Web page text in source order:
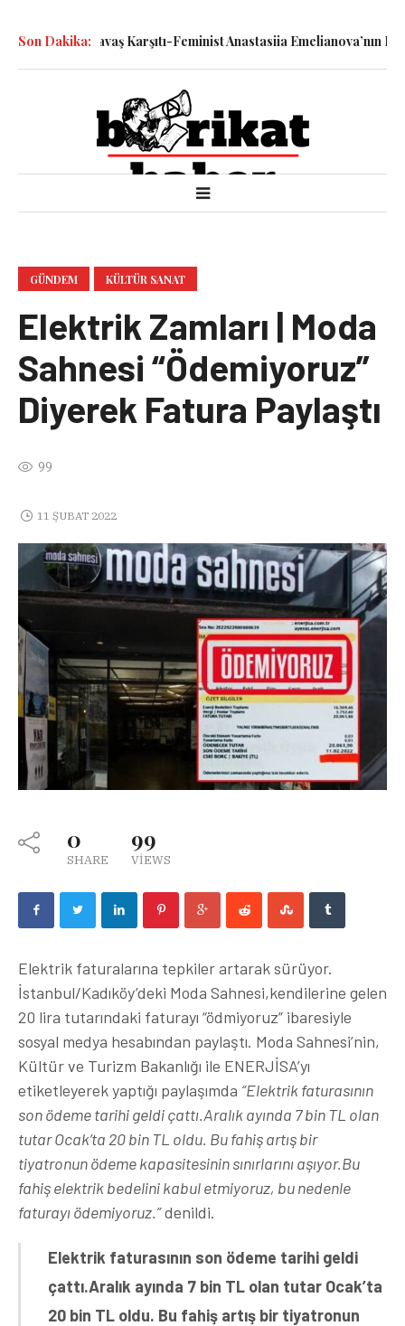
Son Dakika:Savaş Karşıtı-Feminist Anastasiia Emelianova’nın
GÜNDEM KÜLTÜR SANAT
Elektrik Zamları | Moda
Sahnesi “Ödemiyoruz”
Diyerek Fatura Paylaştı
99
11 ŞUBAT 2022
0
SHARE
99
VIEWS
Elektrik faturalarına tepkiler artarak sürüyor.
İstanbul/Kadıköy’deki Moda Sahnesi,kendilerine gelen
20 lira tutarındaki faturayı “ödmiyoruz” ibaresiyle
sosyal medya hesabından paylaştı. Moda Sahnesi’nin,
Kültür ve Turizm Bakanlığı ile ENERJİSA’yı
etiketleyerek yaptığı paylaşımda “Elektrik faturasının
son ödeme tarihi geldi çattı.Aralık ayında 7 bin TL olan
tutar Ocak’ta 20 bin TL oldu. Bu fahiş artış bir
tiyatronun ödeme kapasitesinin sınırlarını aşıyor.Bu
fahiş elektrik bedelini kabul etmiyoruz, bu nedenle
faturayı ödemiyoruz.”denildi.
Elektrik faturasının son ödeme tarihi geldi
çattı.Aralık ayında 7 bin TL olan tutar Ocak’ta
20 bin TL oldu. Bu fahiş artış bir tiyatronun